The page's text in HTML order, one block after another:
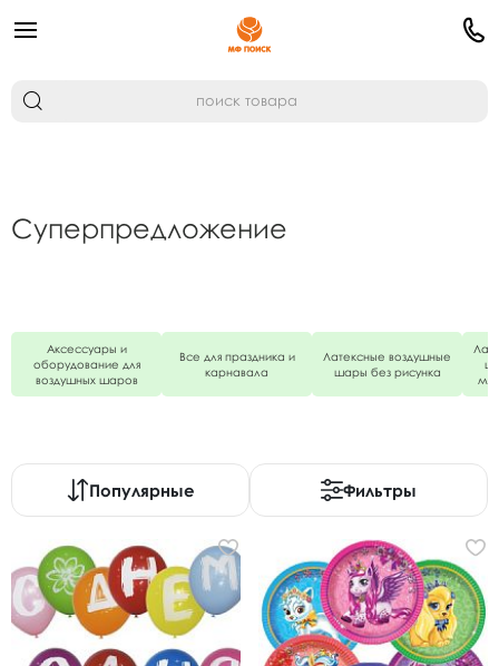
Суперпредложение
Аксессуары и
оборудование для
воздушных шаров
Все для праздника и
карнавала
Латексные воздушные
шары без рисунка
Популярные Фильтры